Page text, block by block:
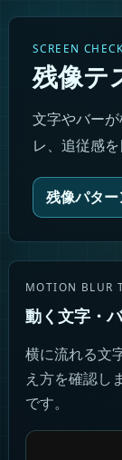
SCREEN
残像テ
文字やバー
レ、追従感
残像パタ
MOTION BLUR
動く文字・
横に流れる文
え方を確認し
です。